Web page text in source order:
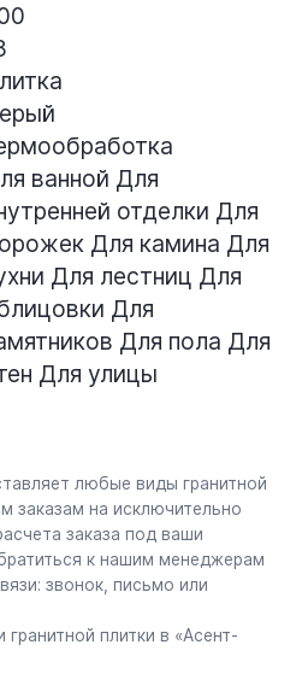
ванной Для
отделки Для
Для камина Для
Для лестниц Для
Для
Для пола Для
Для улицы
любые виды гранитной
заказам на исключительно
заказа под ваши
к нашим менеджерам
звонок, письмо или
плитки в «Асент-